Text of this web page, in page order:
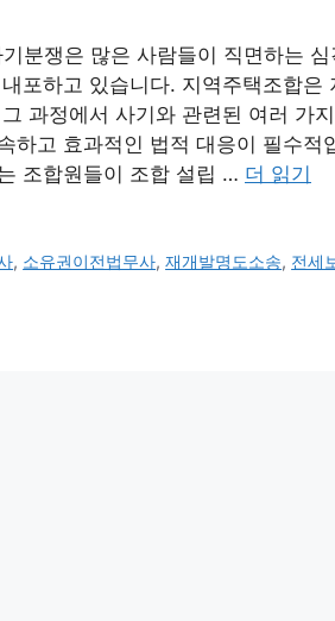
분쟁은 많은 사람들이 직면하는
포하고 있습니다. 지역주택조합은
과정에서 사기와 관련된 여러 가
하고 효과적인 법적 대응이 필수적
조합원들이 조합 설립 … 더 읽기
, 소유권이전법무사,재개발명도소송, 전세